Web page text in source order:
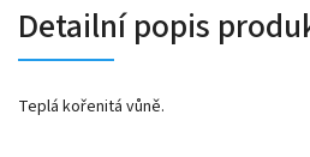
Detailní popis
Teplá kořenitá vůně.